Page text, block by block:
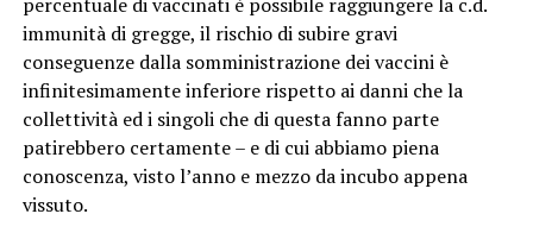
immunità di gregge, il rischio di subire gravi
conseguenze dalla somministrazione dei vaccini è
infinitesimamente inferiore rispetto ai danni che la
collettività ed i singoli che di questa fanno parte
patirebbero certamente – e di cui abbiamo piena
conoscenza, visto l’anno e mezzo da incubo appena
vissuto.